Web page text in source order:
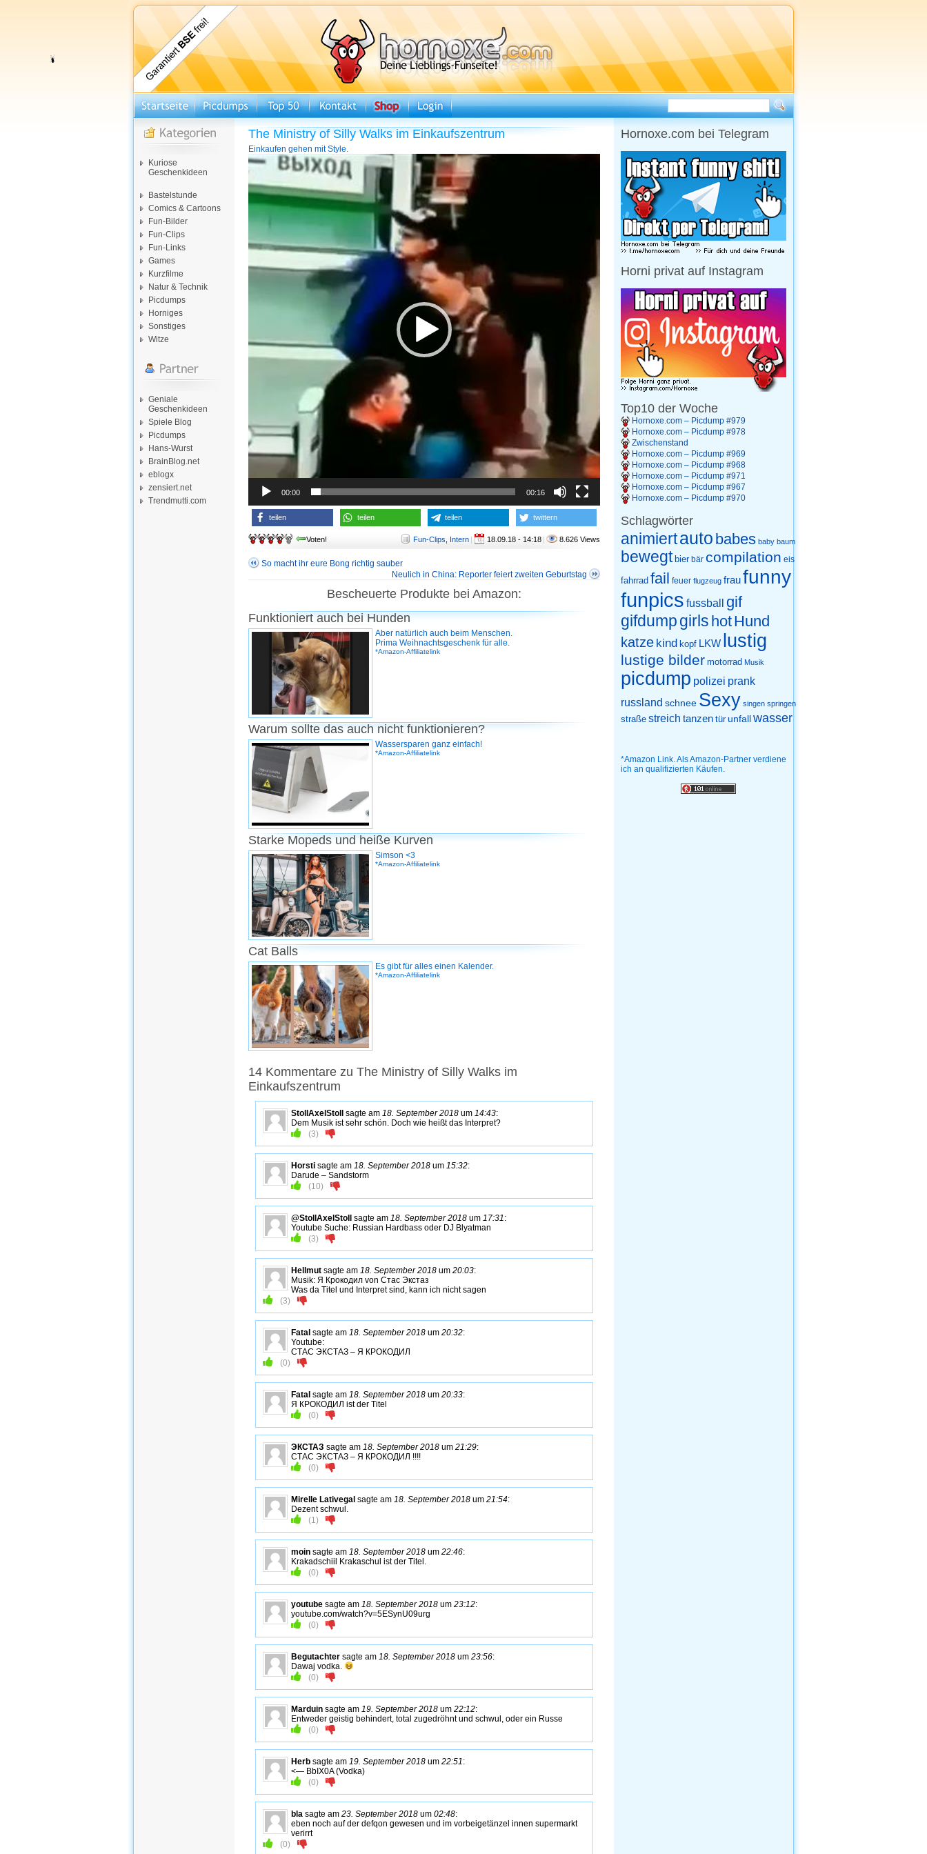
Kuriose
Geschenkideen
Bastelstunde
Comics & Cartoons
Fun-Bilder
Fun-Clips
Fun-Links
Games
Kurzfilme
Natur & Technik
Picdumps
Horniges
Sonstiges
Witze
Geniale
Geschenkideen
Spiele Blog
Picdumps
Hans-Wurst
BrainBlog.net
eblogx
zensiert.net
Trendmutti.com
The Ministry of Silly Walks im Einkaufszentrum
Einkaufen gehen mit Style.
Video-
Player
00:00 00:16
teilen teilen teilen twittern
Voten! Fun-Clips Intern | 18.09.18 - 14:18 | 8.626 Views
So macht ihr eure Bong richtig sauber
Neulich in China: Reporter feiert zweiten Geburtstag
Bescheuerte Produkte bei Amazon:
Funktioniert auch bei Hunden
Aber natürlich auch beim Menschen.
Prima Weihnachtsgeschenk für alle.
*Amazon-Affiliatelink
Warum sollte das auch nicht funktionieren?
Wassersparen ganz einfach!
*Amazon-Affiliatelink
Starke Mopeds und heiße Kurven
Simson <3
*Amazon-Affiliatelink
Cat Balls
Es gibt für alles einen Kalender.
*Amazon-Affiliatelink
14 Kommentare zu The Ministry of Silly Walks im
Einkaufszentrum
StollAxelStoll sagte am 18. September 2018 um 14:43:
Dem Musik ist sehr schön. Doch wie heißt das Interpret?
(3)
Horsti sagte am 18. September 2018 um 15:32:
Darude – Sandstorm
(10)
@StollAxelStoll sagte am 18. September 2018 um 17:31:
Youtube Suche: Russian Hardbass oder DJ Blyatman
(3)
Hellmut sagte am 18. September 2018 um 20:03:
Musik: Я Крокодил von Стас Экстаз
Was da Titel und Interpret sind, kann ich nicht sagen
(3)
Fatal sagte am 18. September 2018 um 20:32:
Youtube:
СТАС ЭКСТАЗ – Я КРОКОДИЛ
(0)
Fatal sagte am 18. September 2018 um 20:33:
Я КРОКОДИЛ ist der Titel
(0)
ЭКСТАЗ sagte am 18. September 2018 um 21:29:
СТАС ЭКСТАЗ – Я КРОКОДИЛ !!!!
(0)
Mirelle Lativegal sagte am 18. September 2018 um 21:54:
Dezent schwul.
(1)
moin sagte am 18. September 2018 um 22:46:
Krakadschiil Krakaschul ist der Titel.
(0)
youtube sagte am 18. September 2018 um 23:12:
youtube.com/watch?v=5ESynU09urg
(0)
Begutachter sagte am 18. September 2018 um 23:56:
Dawaj vodka.
(0)
Marduin sagte am 19. September 2018 um 22:12:
Entweder geistig behindert, total zugedröhnt und schwul, oder ein Russe
(0)
Herb sagte am 19. September 2018 um 22:51:
<— BbIX0A (Vodka)
(0)
bla sagte am 23. September 2018 um 02:48:
eben noch auf der defqon gewesen und im vorbeigetänzel innen supermarkt
verirrt
(0)
Hornoxe.com bei Telegram
Horni privat auf Instagram
Top10 der Woche
Hornoxe.com – Picdump #979
Hornoxe.com – Picdump #978
Zwischenstand
Hornoxe.com – Picdump #969
Hornoxe.com – Picdump #968
Hornoxe.com – Picdump #971
Hornoxe.com – Picdump #967
Hornoxe.com – Picdump #970
Schlagwörter
animiertauto babes baby baum
bewegt bier bär compilation eis
fahrrad fail feuer flugzeug fraufunny
funpics fussball gif
gifdump girls hotHund
katze kind kopf LKW lustig
lustige bilder motorrad Musik
picdump polizei prank
russland schnee Sexy singen springen
straße streich tanzen tür unfallwasser
*Amazon Link. Als Amazon-Partner verdiene
ich an qualifizierten Käufen.